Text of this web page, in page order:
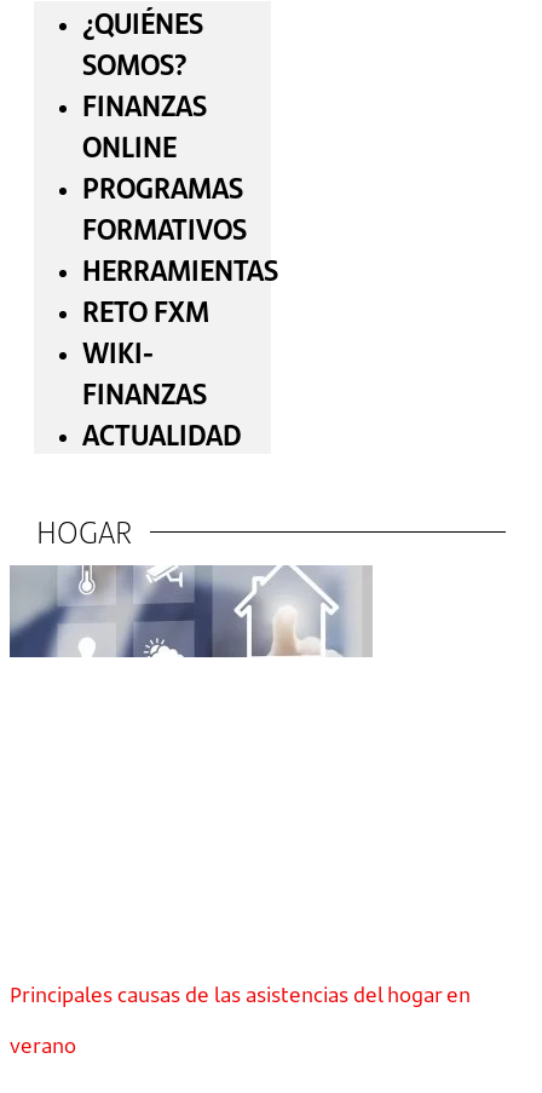
¿QUIÉNES
SOMOS?
FINANZAS
ONLINE
PROGRAMAS
FORMATIVOS
HERRAMIENTAS
RETO FXM
WIKI-
FINANZAS
ACTUALIDAD
HOGAR
Principales causas de las asistencias del hogar en
verano